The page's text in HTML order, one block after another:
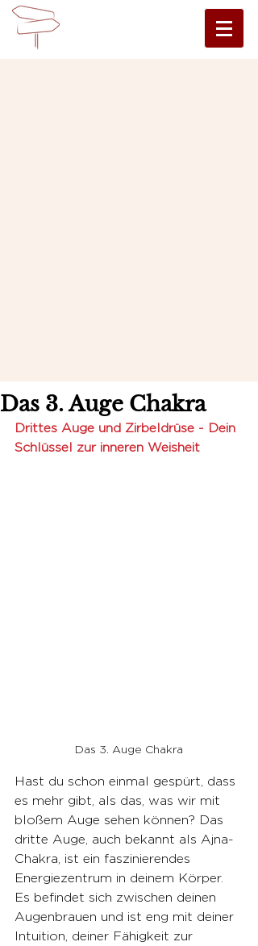
Das 3. Auge Chakra
Drittes Auge und Zirbeldrüse - Dein
Schlüssel zur inneren Weisheit
Das 3. Auge Chakra
Hast du schon einmal gespürt, dass
es mehr gibt, als das, was wir mit
bloßem Auge sehen können? Das
dritte Auge, auch bekannt als Ajna-
Chakra, ist ein faszinierendes
Energiezentrum in deinem Körper.
Es befindet sich zwischen deinen
Augenbrauen und ist eng mit deiner
Intuition, deiner Fähigkeit zur